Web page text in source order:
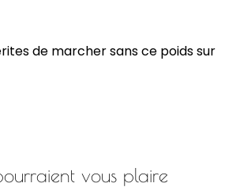
de marcher sans ce poids sur
vous plaire